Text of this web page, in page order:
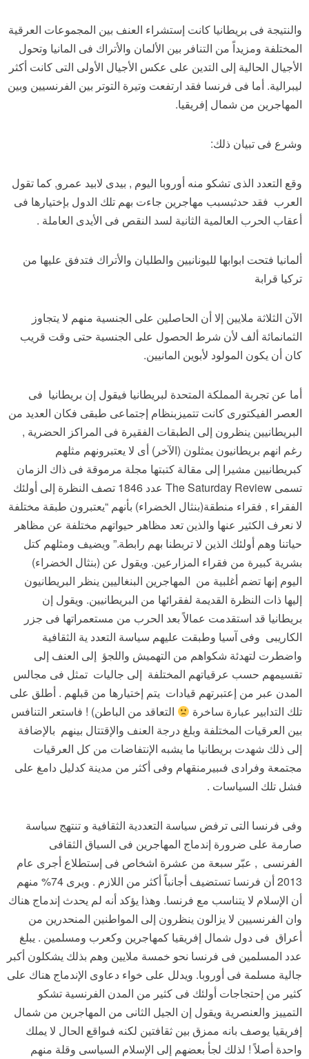
والنتيجة فى بريطانيا كانت إستشراء العنف بين المجموعات العرقية
المختلفة ومزيداً من التنافر بين الألمان والأتراك فى المانيا وتحول
الأجيال الحالية إلى التدين على عكس الأجيال الأولى التى كانت أكثر
ليبرالية. أما فى فرنسا فقد ارتفعت وتيرة التوتر بين الفرنسيين وبين
المهاجرين من شمال إفريقيا.
وشرع فى تبيان ذلك:
وقع التعدد الذى تشكو منه أوروبا اليوم , بيدى لابيد عمرو, كما تقول
العرب فقد حدثبسبب مهاجرين جاءت بهم تلك الدول بإختيارها فى
أعقاب الحرب العالمية الثانية لسد النقص فى الأيدى العاملة .
ألمانيا فتحت ابوابها لليونانيين والطليان والأتراك فتدفق عليها من
تركيا قرابة
الآن الثلاثة ملايين إلا أن الحاصلين على الجنسية منهم لا يتجاوز
الثمانمائة ألف لأن شرط الحصول على الجنسية حتى وقت قريب
كان أن يكون المولود لأبوين المانيين.
أما عن تجربة المملكة المتحدة لبريطانيا فيقول إن بريطانيا فى
العصر الفيكتورى كانت تتميزبنظام إجتماعى طبقى فكان العديد من
البريطانيين ينظرون إلى الطبقات الفقيرة فى المراكز الحضرية ,
رغم انهم بريطانيون يمثلون (الآخر) أى لا يعتبرونهم مثلهم
كبريطانيين مشيرا إلى مقالة كتبتها مجلة مرموقة فى ذاك الزمان
تسمى The Saturday Review عدد 1846 تصف النظرة إلى أولئك
الفقراء , فقراء منطقة(بنثال الخضراء) بأنهم “يعتبرون طبقة مختلفة
لا نعرف الكثير عنها والذين تعد مظاهر حيواتهم مختلفة عن مظاهر
حياتنا وهم أولئك الذين لا تربطنا بهم رابطة.” ويضيف ومثلهم كتل
بشرية كبيرة من فقراء المزارعين. ويقول عن (بنثال الخضراء)
اليوم إنها تضم أغلبية من المهاجرين البنغاليين ينظر البريطانيون
إليها ذات النظرة القديمة لفقرائها من البريطانيين. ويقول إن
بريطانيا قد استقدمت عمالاً بعد الحرب من مستعمراتها فى جزر
الكاريبى وفى آسيا وطبقت عليهم سياسة التعدد ية الثقافية
واضطرت لتهدئة شكواهم من التهميش واللجؤ إلى العنف إلى
تقسيمهم حسب عرقياتهم المختلفة إلى جاليات تمثل فى مجالس
المدن عبر من إعتبرتهم قيادات يتم إختيارها من قبلهم . أطلق على
تلك التدابير عبارة ساخرة
التعاقد من الباطن) ! فاستعر التنافس
بين العرقيات المختلفة وبلغ درجة العنف والإقتتال بينهم بالإضافة
إلى ذلك شهدت بريطانيا ما يشبه الإنتفاضات من كل العرقيات
مجتمعة وفرادى فىبيرمنقهام وفى أكثر من مدينة كدليل دامغ على
فشل تلك السياسات .
وفى فرنسا التى ترفض سياسة التعددية الثقافية و تنتهج سياسة
صارمة على ضرورة إندماج المهاجرين فى السياق الثقافى
الفرنسى , عبّر سبعة من عشرة اشخاص فى إستطلاع أجرى عام
2013 أن فرنسا تستضيف أجانباً أكثر من اللازم . ويرى 74% منهم
أن الإسلام لا يتناسب مع فرنسا. وهذا يؤكد أنه لم يحدث إندماج هناك
وان الفرنسيين لا يزالون ينظرون إلى المواطنين المنحدرين من
أعراق فى دول شمال إفريقيا كمهاجرين وكعرب ومسلمين . يبلغ
عدد المسلمين فى فرنسا نحو خمسة ملايين وهم بذلك يشكلون أكبر
جالية مسلمة فى أوروبا. ويدلل على خواء دعاوى الإندماج هناك على
كثير من إحتجاجات أولئك فى كثير من المدن الفرنسية تشكو
التمييز والعنصرية ويقول إن الجيل الثانى من المهاجرين من شمال
إفريقيا يوصف بانه ممزق بين ثقافتين لكنه فىواقع الحال لا يملك
واحدة أصلاً ! لذلك لجأ بعضهم إلى الإسلام السياسى وقلة منهم